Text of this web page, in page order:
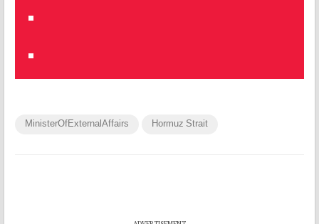
MinisterOfExternalAffairs Hormuz Strait